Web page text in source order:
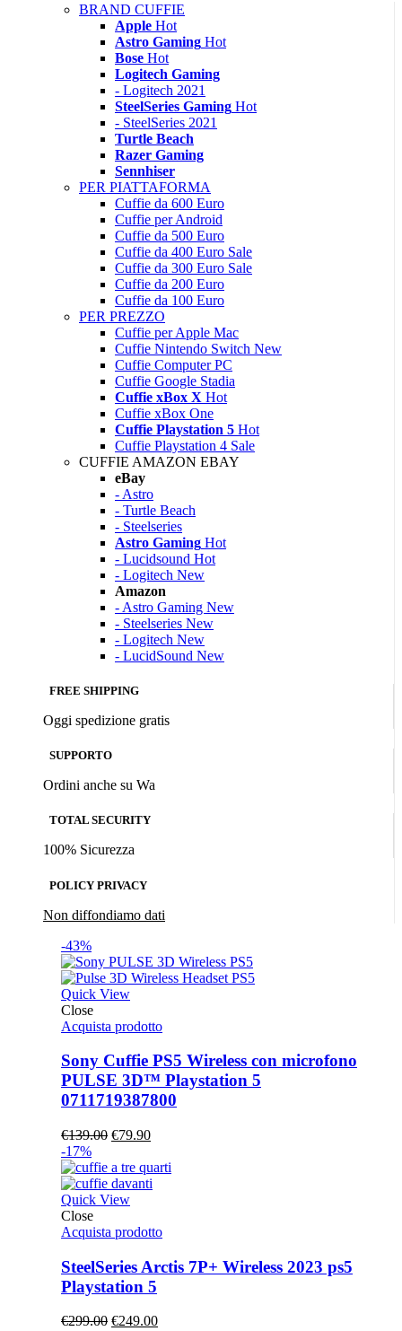
BRAND CUFFIE
Apple Hot
Astro Gaming Hot
Bose Hot
Logitech Gaming
- Logitech 2021
SteelSeries Gaming Hot
- SteelSeries 2021
Turtle Beach
Razer Gaming
Sennhiser
PER PIATTAFORMA
Cuffie da 600 Euro
Cuffie per Android
Cuffie da 500 Euro
Cuffie da 400 Euro Sale
Cuffie da 300 Euro Sale
Cuffie da 200 Euro
Cuffie da 100 Euro
PER PREZZO
Cuffie per Apple Mac
Cuffie Nintendo Switch New
Cuffie Computer PC
Cuffie Google Stadia
Cuffie xBox X Hot
Cuffie xBox One
Cuffie Playstation 5 Hot
Cuffie Playstation 4 Sale
CUFFIE AMAZON EBAY
eBay
- Astro
- Turtle Beach
- Steelseries
Astro Gaming Hot
- Lucidsound Hot
- Logitech New
Amazon
- Astro Gaming New
- Steelseries New
- Logitech New
- LucidSound New
FREE SHIPPING
Oggi spedizione gratis
SUPPORTO
Ordini anche su Wa
TOTAL SECURITY
100% Sicurezza
POLICY PRIVACY
Non diffondiamo dati
-43%
Quick View
Close
Acquista prodotto
Sony Cuffie PS5 Wireless con microfono
PULSE 3D™ Playstation 5
0711719387800
€139.00 Il
originale
era:
€139.00.
€79.90Il
attuale
è:
-17%
Quick View
Close
Acquista prodotto
SteelSeries Arctis 7P+ Wireless 2023 ps5
Playstation 5
€299.00 Il
€249.00Il